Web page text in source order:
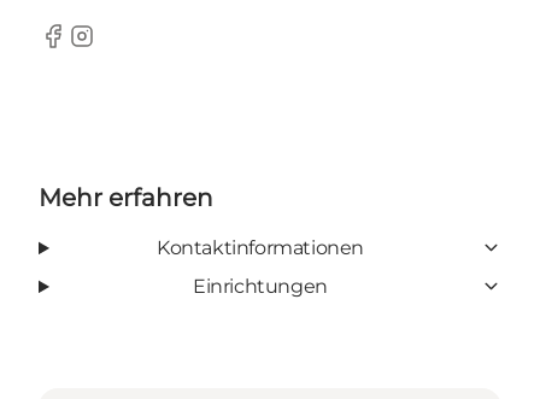
Facebook
Instagram
Mehr erfahren
Kontaktinformationen
Einrichtungen